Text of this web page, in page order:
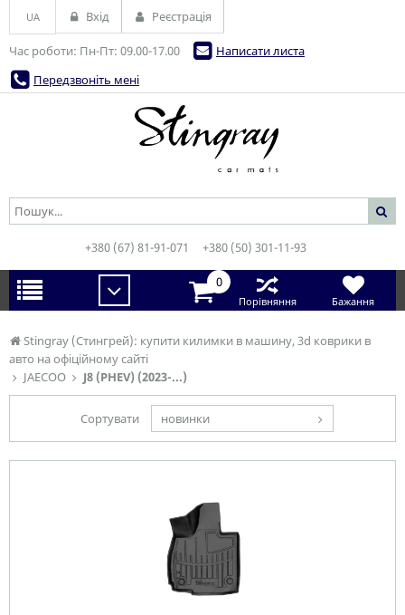
Stingray (Стингрей): купити килимки в машину, 3d коврики в
авто на офіційному сайті
JAECOO
J8 (PHEV) (2023-...)
Сортувати новинки
Час роботи: Пн-Пт: 09.00-17.00
Написати листа
Передзвоніть мені
UA Вхід Реєстрація
+380 (67) 81-91-071 +380 (50) 301-11-93
0
Порівняння Бажання